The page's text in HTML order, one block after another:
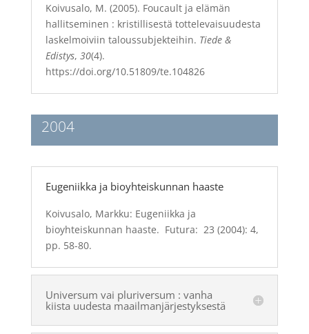
Koivusalo, M. (2005). Foucault ja elämän
hallitseminen : kristillisestä tottelevaisuudesta
laskelmoiviin taloussubjekteihin. Tiede &
Edistys, 30(4).
https://doi.org/10.51809/te.104826
2004
Eugeniikka ja bioyhteiskunnan haaste
Koivusalo, Markku: Eugeniikka ja
bioyhteiskunnan haaste. Futura: 23 (2004): 4,
pp. 58-80.
Universum vai pluriversum : vanha
kiista uudesta maailmanjärjestyksestä